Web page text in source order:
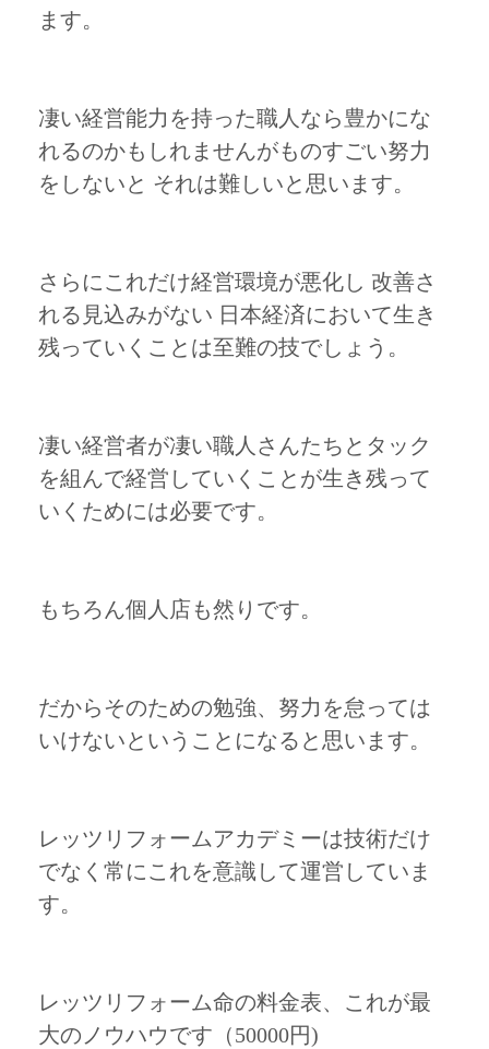
ます。
凄い経営能力を持った職人なら豊かにな
れるのかもしれませんがものすごい努力
をしないと それは難しいと思います。
さらにこれだけ経営環境が悪化し 改善さ
れる見込みがない 日本経済において生き
残っていくことは至難の技でしょう。
凄い経営者が凄い職人さんたちとタック
を組んで経営していくことが生き残って
いくためには必要です。
もちろん個人店も然りです。
だからそのための勉強、努力を怠っては
いけないということになると思います。
レッツリフォームアカデミーは技術だけ
でなく常にこれを意識して運営していま
す。
レッツリフォーム命の料金表、これが最
大のノウハウです（50000円)